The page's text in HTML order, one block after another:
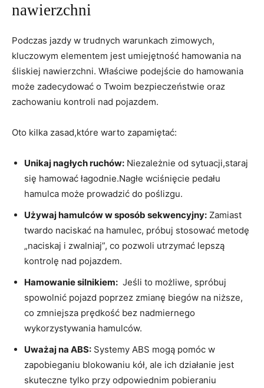
nawierzchni
Podczas jazdy⁤ w trudnych warunkach zimowych,
kluczowym elementem ‌jest‍ umiejętność hamowania na
śliskiej nawierzchni. Właściwe podejście⁤ do hamowania
może zadecydować o Twoim⁢ bezpieczeństwie oraz
zachowaniu kontroli nad ⁢pojazdem.
Oto kilka zasad,które‌ warto zapamiętać:
Unikaj​ nagłych ruchów: Niezależnie od sytuacji,staraj
się hamować łagodnie.Nagłe wciśnięcie pedału
hamulca może prowadzić do‌ poślizgu.
Używaj hamulców w sposób sekwencyjny: Zamiast
twardo naciskać na hamulec, próbuj stosować metodę
⁣„naciskaj i zwalniaj”, co pozwoli ⁤utrzymać‌ lepszą⁢
kontrolę nad pojazdem.
Hamowanie silnikiem: ​ Jeśli to ⁣możliwe, spróbuj‍
spowolnić⁣ pojazd poprzez zmianę biegów na niższe,
co⁢ zmniejsza ​prędkość bez nadmiernego
wykorzystywania ‌hamulców.
Uważaj na ABS: ‍Systemy ⁣ABS mogą pomóc w
zapobieganiu blokowaniu⁤ kół, ale ich działanie jest
skuteczne tylko przy odpowiednim pobieraniu